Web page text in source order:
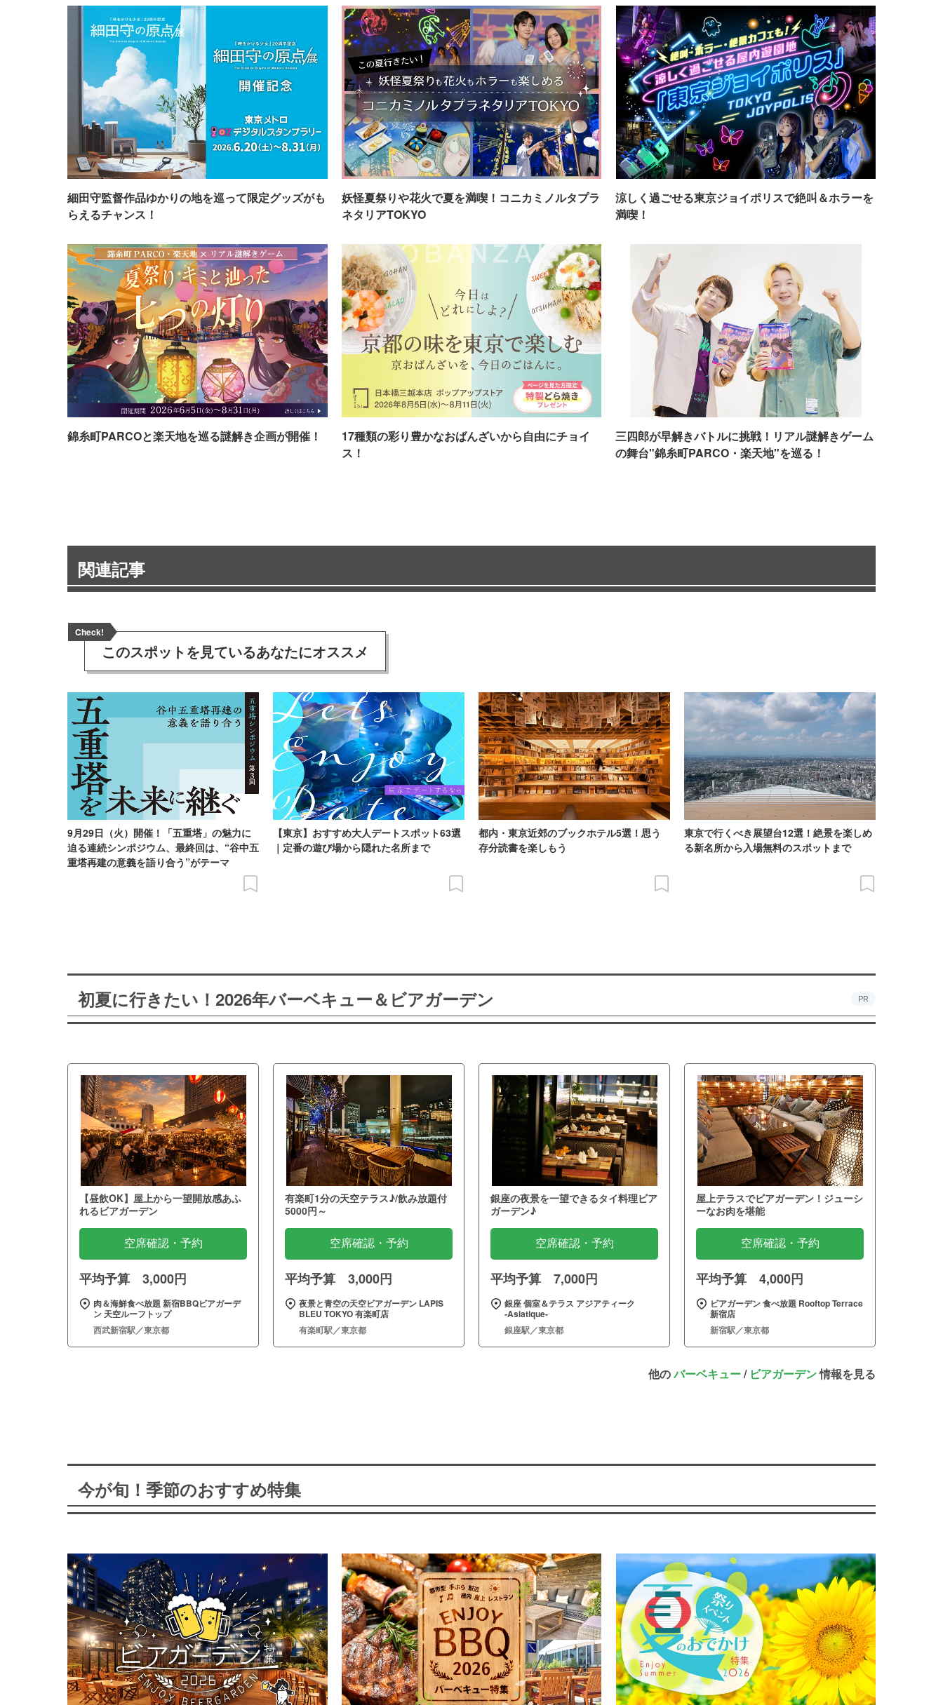
細田守監督作品ゆかりの地を巡って限定グッズがも
らえるチャンス！
妖怪夏祭りや花火で夏を満喫！コニカミノルタプラ
ネタリアTOKYO
涼しく過ごせる東京ジョイポリスで絶叫＆ホラーを
満喫！
錦糸町PARCOと楽天地を巡る謎解き企画が開催！
17種類の彩り豊かなおばんざいから自由にチョイ
ス！
三四郎が早解きバトルに挑戦！リアル謎解きゲーム
の舞台"錦糸町PARCO・楽天地"を巡る！
関連記事
Check!
このスポットを見ているあなたにオススメ
9月29日（火）開催！「五重塔」の魅力に
迫る連続シンポジウム、最終回は、“谷中五
重塔再建の意義を語り合う”がテーマ
【東京】おすすめ大人デートスポット63選
｜定番の遊び場から隠れた名所まで
都内・東京近郊のブックホテル5選！思う
存分読書を楽しもう
東京で行くべき展望台12選！絶景を楽しめ
る新名所から入場無料のスポットまで
初夏に行きたい！2026年バーベキュー＆ビアガーデン PR
【昼飲OK】屋上から一望開放感あふ
れるビアガーデン
空席確認・予約
平均予算 3,000円
肉＆海鮮食べ放題 新宿BBQビアガーデ
ン 天空ルーフトップ
西武新宿駅／東京都
有楽町1分の天空テラス♪/飲み放題付
5000円～
空席確認・予約
平均予算 3,000円
夜景と青空の天空ビアガーデン LAPIS
BLEU TOKYO 有楽町店
有楽町駅／東京都
銀座の夜景を一望できるタイ料理ビア
ガーデン♪
空席確認・予約
平均予算 7,000円
銀座 個室＆テラス アジアティーク
‐Asiatique‐
銀座駅／東京都
屋上テラスでビアガーデン！ジューシ
ーなお肉を堪能
空席確認・予約
平均予算 4,000円
ビアガーデン 食べ放題 Rooftop Terrace
新宿店
新宿駅／東京都
他のバーベキュー/ ビアガーデン情報を見る
今が旬！季節のおすすめ特集